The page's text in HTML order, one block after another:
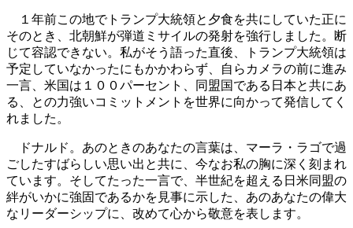
１年前この地でトランプ大統領と夕食を共にしていた正に
そのとき、北朝鮮が弾道ミサイルの発射を強行しました。断
じて容認できない。私がそう語った直後、トランプ大統領は
予定していなかったにもかかわらず、自らカメラの前に進み
一言、米国は１００パーセント、同盟国である日本と共にあ
る、との力強いコミットメントを世界に向かって発信してく
れました。
ドナルド。あのときのあなたの言葉は、マーラ・ラゴで過
ごしたすばらしい思い出と共に、今なお私の胸に深く刻まれ
ています。そしてたった一言で、半世紀を超える日米同盟の
絆がいかに強固であるかを見事に示した、あのあなたの偉大
なリーダーシップに、改めて心から敬意を表します。